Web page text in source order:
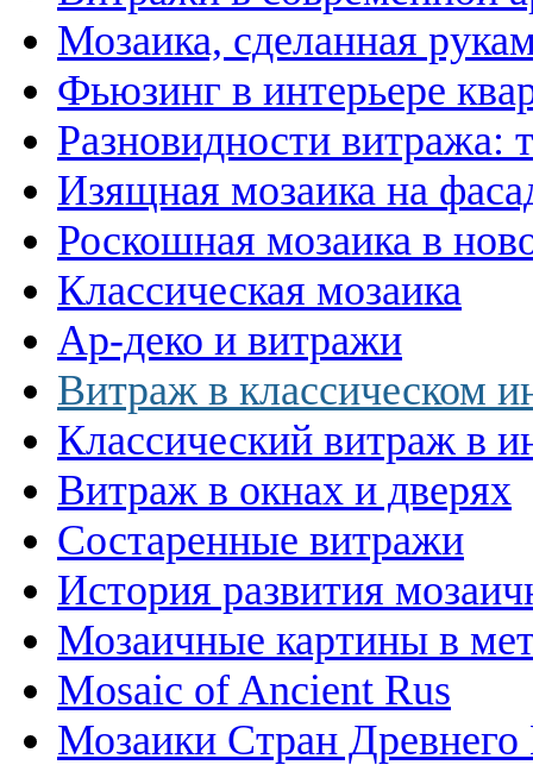
Мозаика, сделанная
Фьюзинг в интерьере
Разновидности витража:
Изящная мозаика на
Роскошная мозаика в
Классическая мозаика
Ар-деко и витражи
Витраж в классическом
Классический витраж в
Витраж в окнах и дверях
Состаренные витражи
История развития
Мозаичные картины в
Mosaic of Ancient Rus
Мозаики Стран